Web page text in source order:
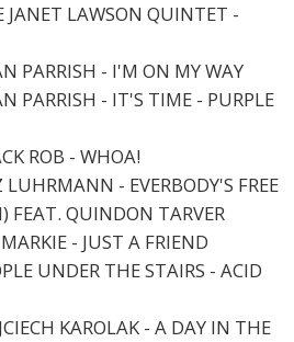
LAWSON QUINTET -
PARRISH - I'M ON MY WAY
PARRISH - IT'S TIME - PURPLE
ROB - WHOA!
- EVERBODY'S FREE
FEAT. QUINDON TARVER
- JUST A FRIEND
UNDER THE STAIRS - ACID
KAROLAK - A DAY IN THE